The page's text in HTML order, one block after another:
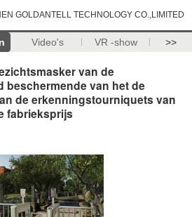
GOLDANTELL TECHNOLOGY CO.,LIMITED
Video's VR -show >>
van de
beschermende van het de
de erkenningstourniquets van
fabrieksprijs